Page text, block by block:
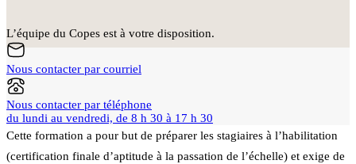
L’équipe du Copes est à votre disposition.
Nous contacter par courriel
Nous contacter par téléphone
du lundi au vendredi, de 8 h 30 à 17 h 30
Cette formation a pour but de préparer les stagiaires à l’habilitation
(certification finale d’aptitude à la passation de l’échelle) et exige de